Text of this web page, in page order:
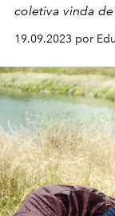
coletiva vinda
19.09.2023 por